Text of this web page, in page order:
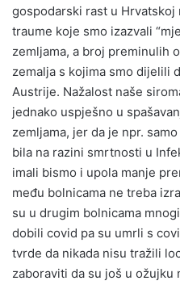
gospodarski rast u Hrvatskoj
traume koje smo izazvali
zemljama, a broj preminulih
zemalja s kojima smo dijelili
Austrije. Nažalost naše
jednako uspješno u
zemljama, jer da je npr.
bila na razini smrtnosti u
imali bismo i upola manje
među bolnicama ne treba
su u drugim bolnicama
dobili covid pa su umrli s
tvrde da nikada nisu tražili
zaboraviti da su još u ožujku